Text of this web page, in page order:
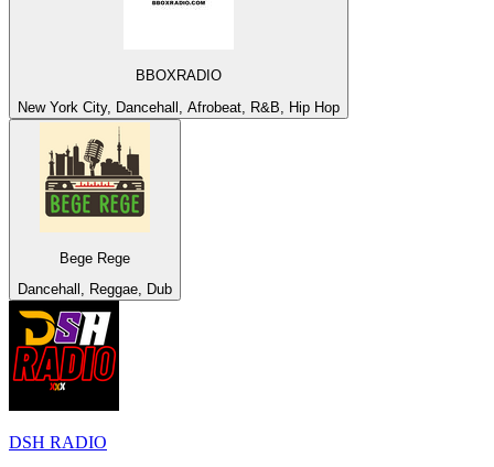
BBOXRADIO
New York City, Dancehall, Afrobeat, R&B, Hip Hop
Bege Rege
Dancehall, Reggae, Dub
DSH RADIO